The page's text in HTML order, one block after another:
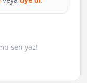
sen yaz!